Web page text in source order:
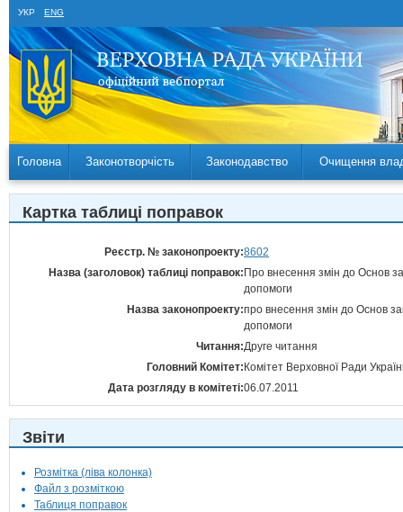
УКР ENG
Головна Законотворчість Законодавство Очищення
Картка таблиці поправок
Реєстр. № законопроекту:8602
Назва (заголовок) таблиці поправок: Про внесення змін до Основ
допомоги
Назва законопроекту:про внесення змін до Основ
допомоги
Читання:Друге читання
Головний Комітет: Комітет Верховної Ради
Дата розгляду в комітеті:06.07.2011
Звіти
Розмітка (ліва колонка)
Файл з розміткою
Таблиця поправок